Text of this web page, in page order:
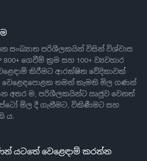
සංඛ්‍යාත පරිශීලකයින් විසින් විශ්වාස
800+ ගෙවීම් ක්‍රම සහ 100+ ව්‍යවහාර
කිරීමට ආරක්ෂිත වේදිකාවක්
වෙළෙඳපොළක තමන් කැමති මිල ගණන්
අතර ම, පරිශීලකයින්ට ඍජුව වෙනත්
මිල දී ගැනීමට, විකිණීමට සහ
ය.
යටතේ වෙළෙඳාම් කරන්න